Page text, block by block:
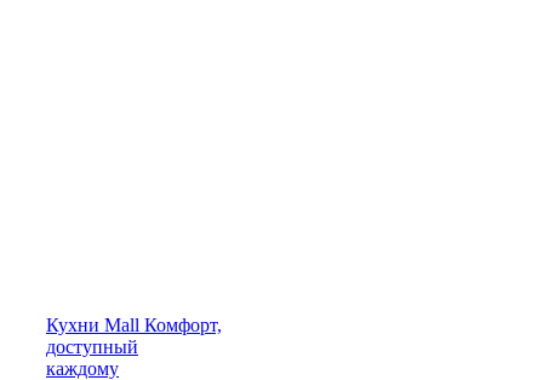
Кухни Mall Комфорт,
доступный
каждому